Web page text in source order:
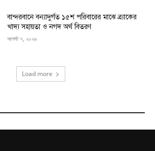
বান্দরবানে বন্যাদুর্গত ১৫শ পরিবারের মাঝে ব্র্যাকের
খাদ্য সহায়তা ও নগদ অর্থ বিতরণ
আগস্ট ৭, ২০২৬
Load more